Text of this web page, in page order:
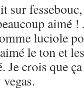
sur
aimé !
luciole
le ton et
Je crois que